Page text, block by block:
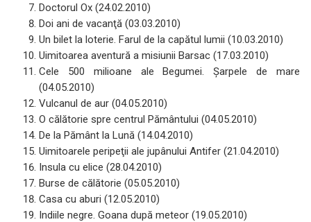
Doctorul Ox (24.02.2010)
Doi ani de vacanţă (03.03.2010)
Un bilet la loterie. Farul de la capătul lumii (10.03.2010)
Uimitoarea aventură a misiunii Barsac (17.03.2010)
Cele 500 milioane ale Begumei. Şarpele de mare
(04.05.2010)
Vulcanul de aur (04.05.2010)
O călătorie spre centrul Pământului (04.05.2010)
De la Pământ la Lună (14.04.2010)
Uimitoarele peripeţii ale jupânului Antifer (21.04.2010)
Insula cu elice (28.04.2010)
Burse de călătorie (05.05.2010)
Casa cu aburi (12.05.2010)
Indiile negre. Goana după meteor (19.05.2010)